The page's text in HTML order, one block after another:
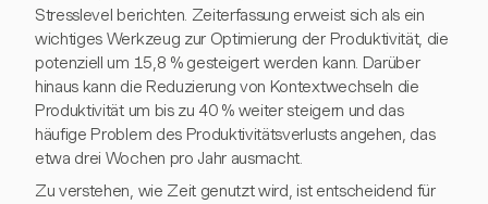
Stresslevel berichten. Zeiterfassung erweist sich als ein
wichtiges Werkzeug zur Optimierung der Produktivität, die
potenziell um 15,8 % gesteigert werden kann. Darüber
hinaus kann die Reduzierung von Kontextwechseln die
Produktivität um bis zu 40 % weiter steigern und das
häufige Problem des Produktivitätsverlusts angehen, das
etwa drei Wochen pro Jahr ausmacht.
Zu verstehen, wie Zeit genutzt wird, ist entscheidend für